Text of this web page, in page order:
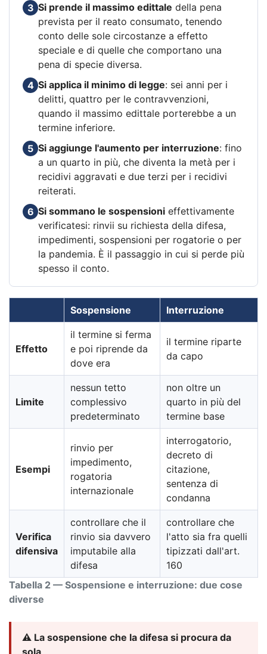
3 Si prende il massimo edittale della pena
prevista per il reato consumato, tenendo
conto delle sole circostanze a effetto
speciale e di quelle che comportano una
pena di specie diversa.
4 Si applica il minimo di legge: sei anni per i
delitti, quattro per le contravvenzioni,
quando il massimo edittale porterebbe a un
termine inferiore.
5 Si aggiunge l'aumento per interruzione: fino
a un quarto in più, che diventa la metà per i
recidivi aggravati e due terzi per i recidivi
reiterati.
6 Si sommano le sospensioni effettivamente
verificatesi: rinvii su richiesta della difesa,
impedimenti, sospensioni per rogatorie o per
la pandemia. È il passaggio in cui si perde più
spesso il conto.
Tabella 2 — Sospensione e interruzione: due cose
diverse
Sospensione Interruzione
Effetto
il termine si ferma
e poi riprende da
dove era
il termine riparte
da capo
Limite
nessun tetto
complessivo
predeterminato
non oltre un
quarto in più del
termine base
Esempi
rinvio per
impedimento,
rogatoria
internazionale
interrogatorio,
decreto di
citazione,
sentenza di
condanna
Verifica
difensiva
controllare che il
rinvio sia davvero
imputabile alla
difesa
controllare che
l'atto sia fra quelli
tipizzati dall'art.
160
⚠️ La sospensione che la difesa si procura da
sola